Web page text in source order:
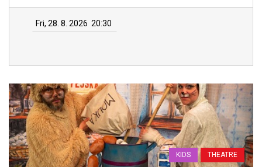
Fri, 28. 8. 2026 20:30
KIDS THEATRE